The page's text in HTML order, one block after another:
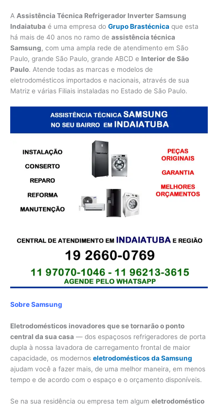
A Assistência Técnica Refrigerador Inverter Samsung
Indaiatuba é uma empresa doGrupo Brastécnica que esta
há mais de 40 anos no ramo deassistência técnica
Samsung, com uma ampla rede de atendimento em São
Paulo, grande São Paulo, grande ABCD e Interior de São
Paulo. Atende todas as marcas e modelos de
eletrodomésticos importados e nacionais, através de sua
Matriz e várias Filiais instaladas no Estado de São Paulo.
Sobre Samsung
Eletrodomésticos inovadores que se tornarão o ponto
central da sua casa — dos espaçosos refrigeradores de porta
dupla à nossa lavadora de carregamento frontal de maior
capacidade, os modernoseletrodomésticos da Samsung
ajudam você a fazer mais, de uma melhor maneira, em menos
tempo e de acordo com o espaço e o orçamento disponíveis.
Se na sua residência ou empresa tem algumeletrodoméstico